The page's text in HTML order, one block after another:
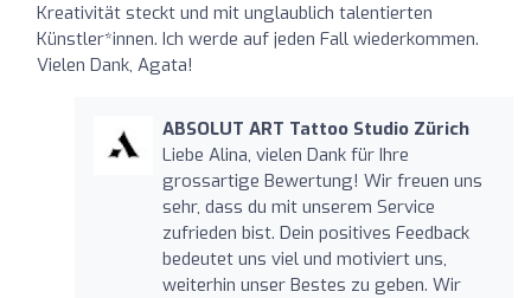
Kreativität steckt und mit unglaublich talentierten
Künstler*innen. Ich werde auf jeden Fall wiederkommen.
Vielen Dank, Agata!
ABSOLUT ART Tattoo Studio Zürich
Liebe Alina, vielen Dank für Ihre
grossartige Bewertung! Wir freuen uns
sehr, dass du mit unserem Service
zufrieden bist. Dein positives Feedback
bedeutet uns viel und motiviert uns,
weiterhin unser Bestes zu geben. Wir